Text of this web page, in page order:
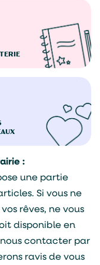
:
une partie
Si vous ne
rêves, ne vous
disponible en
nous contacter par
ravis de vous